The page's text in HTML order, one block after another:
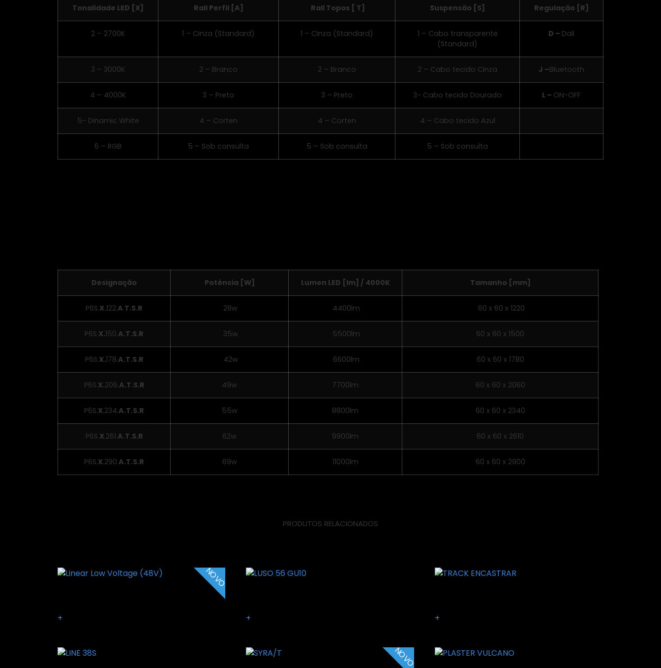
Tonalidade LED [X] Rall Perfil [A] Rall Topos [ T] Suspensão [S] Regulação [R]
2 – 2700K 1 – Cinza (Standard) 1 – Cinza (Standard)
1 – Cabo transparente
(Standard)
D – Dali
3 – 3000K 2 – Branco 2 – Branco 2 – Cabo tecido Cinza J –Bluetooth
4 – 4000K 3 – Preto 3 – Preto 3- Cabo tecido Dourado L – ON-OFF
5- Dinamic White 4 – Corten 4 – Corten 4 – Cabo tecido Azul
6 – RGB 5 – Sob consulta 5 – Sob consulta 5 – Sob consulta
Designação Potência [W] Lumen LED [lm] / 4000K Tamanho [mm]
P6S.X.122.A.T.S.R 28w 4400lm 60 x 60 x 1220
P6S.X.150.A.T.S.R 35w 5500lm 60 x 60 x 1500
P6S.X.178.A.T.S.R 42w 6600lm 60 x 60 x 1780
P6S.X.206.A.T.S.R 49w 7700lm 60 x 60 x 2060
P6S.X.234.A.T.S.R 55w 8800lm 60 x 60 x 2340
P6S.X.261.A.T.S.R 62w 9900lm 60 x 60 x 2610
P6S.X.290.A.T.S.R 69w 11000lm 60 x 60 x 2900
PRODUTOS RELACIONADOS
NOVO
+ + +
NOVO